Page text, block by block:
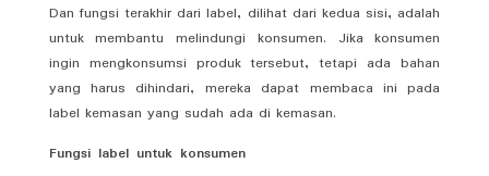
Dan fungsi terakhir dari label, dilihat dari kedua sisi, adalah
untuk membantu melindungi konsumen. Jika konsumen
ingin mengkonsumsi produk tersebut, tetapi ada bahan
yang harus dihindari, mereka dapat membaca ini pada
label kemasan yang sudah ada di kemasan.
Fungsi label untuk konsumen